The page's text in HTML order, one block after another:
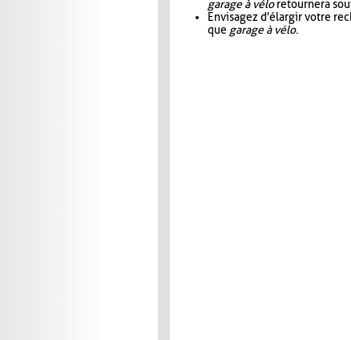
garage à véloretournera
Envisagez d'élargir votre
que garage à vélo.